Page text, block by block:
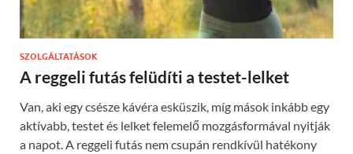
SZOLGÁLTATÁSOK
A reggeli futás felüdíti a testet-lelket
Van, aki egy csésze kávéra esküszik, míg mások inkább egy
aktívabb, testet és lelket felemelő mozgásformával nyitják
a napot. A reggeli futás nem csupán rendkívül hatékony